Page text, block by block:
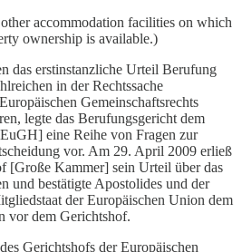
accommodation facilities on which
ownership is available.)
das erstinstanzliche Urteil Berufung
in der Rechtssache
Gemeinschaftsrechts
legte das Berufungsgericht dem
eine Reihe von Fragen zur
vor. Am 29. April 2009 erließ
[Große Kammer] sein Urteil über das
und bestätigte Apostolides und der
der Europäischen Union dem
vor dem Gerichtshof.
Gerichtshofs der Europäischen